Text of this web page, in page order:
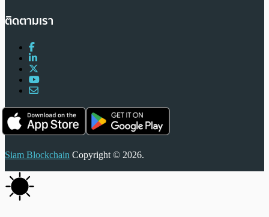
ติดตามเรา
Siam Blockchain Copyright © 2026.